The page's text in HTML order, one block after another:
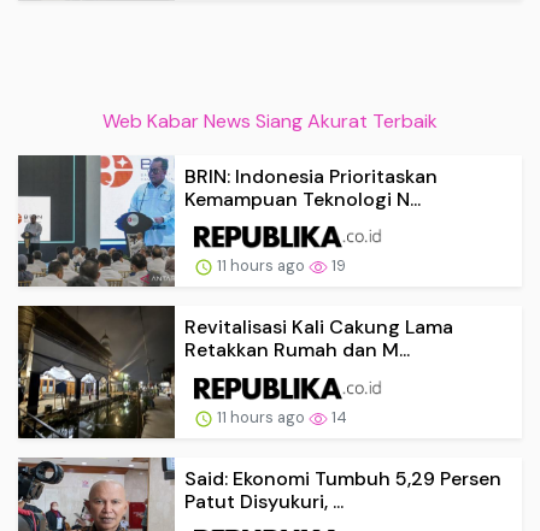
Web Kabar News Siang Akurat Terbaik
BRIN: Indonesia Prioritaskan
Kemampuan Teknologi N...
11 hours ago 19
Revitalisasi Kali Cakung Lama
Retakkan Rumah dan M...
11 hours ago 14
Said: Ekonomi Tumbuh 5,29 Persen
Patut Disyukuri, ...